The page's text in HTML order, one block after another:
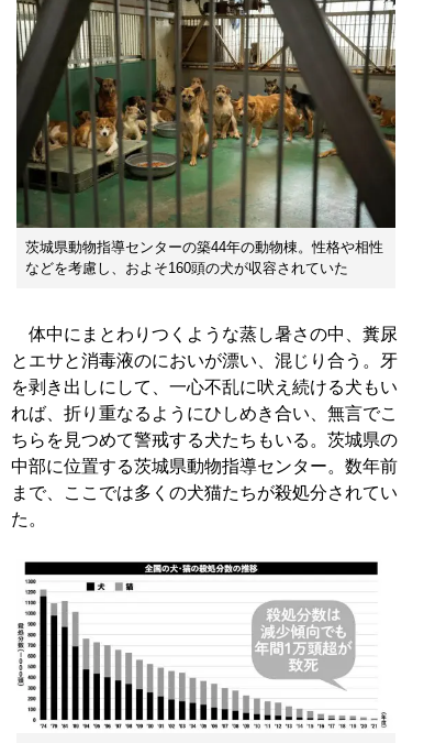
茨城県動物指導センターの築44年の動物棟。性格や相性
などを考慮し、およそ160頭の犬が収容されていた
体中にまとわりつくような蒸し暑さの中、糞尿
とエサと消毒液のにおいが漂い、混じり合う。牙
を剥き出しにして、一心不乱に吠え続ける犬もい
れば、折り重なるようにひしめき合い、無言でこ
ちらを見つめて警戒する犬たちもいる。茨城県の
中部に位置する茨城県動物指導センター。数年前
まで、ここでは多くの犬猫たちが殺処分されてい
た。